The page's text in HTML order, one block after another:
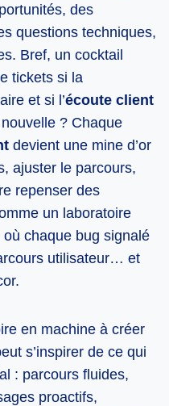
des
questions techniques,
Bref, un cocktail
tickets si la
et si l’écoute client
? Chaque
devient une mine d’or
ajuster le parcours,
repenser des
un laboratoire
chaque bug signalé
utilisateur… et
en machine à créer
s’inspirer de ce qui
: parcours fluides,
proactifs,